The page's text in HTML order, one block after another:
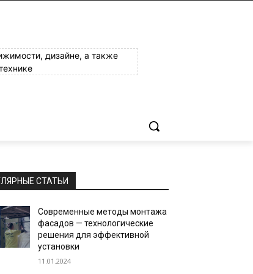
дизайне, а также
СТАТЬИ
Современные методы монтажа
фасадов — технологические
решения для эффективной
установки
11.01.2024